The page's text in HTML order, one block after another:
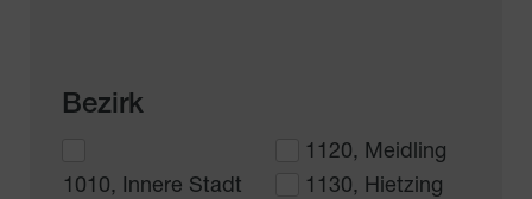
Bezirk
1010, Innere Stadt
1120, Meidling
1130, Hietzing